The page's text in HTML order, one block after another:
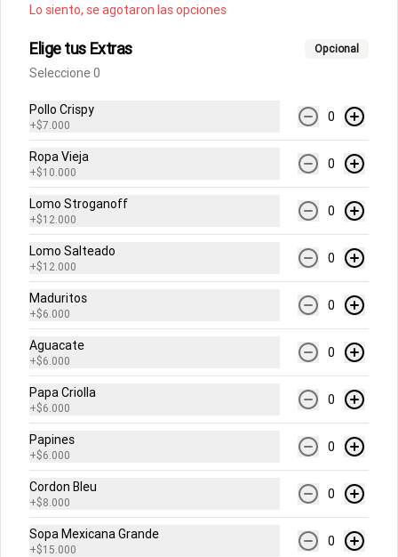
¿Dónde quieres pedir?
No hay productos en el menú
Términos y condiciones
Política de privacidad
Lo siento, se agotaron las opciones
Elige tus Extras Opcional
Seleccione 0
Pollo Crispy
+$7.000
0
Ropa Vieja
+$10.000
0
Lomo Stroganoff
+$12.000
0
Lomo Salteado
+$12.000
0
Maduritos
+$6.000
0
Aguacate
+$6.000
0
Papa Criolla
+$6.000
0
Papines
+$6.000
0
Cordon Bleu
+$8.000
0
Sopa Mexicana Grande
+$15.000
0